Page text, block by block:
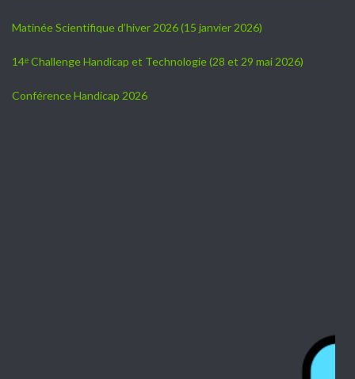
Matinée Scientifique d’hiver 2026 (15 janvier 2026)
14ᵉ Challenge Handicap et Technologie (28 et 29 mai 2026)
Conférence Handicap 2026